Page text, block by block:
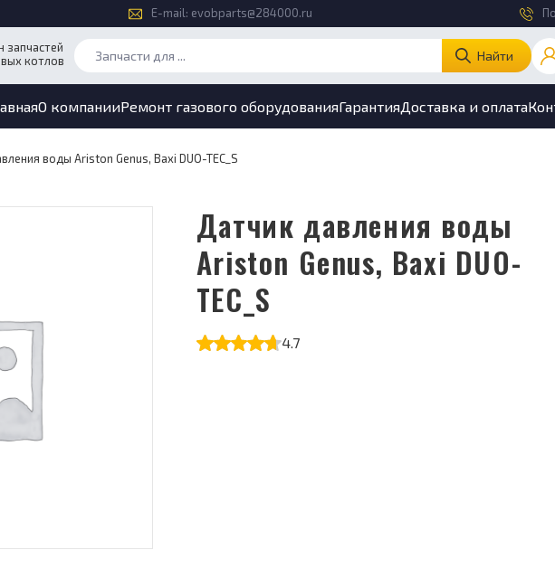
E-mail: evobparts@284000.ru
запчастей
котлов
Найти
О компанииРемонт газового оборудованияГарантияДоставка и оплата
воды Ariston Genus, Baxi DUO-TEC_S
Датчик давления воды
Ariston Genus, Baxi DUO-
TEC_S
4.7